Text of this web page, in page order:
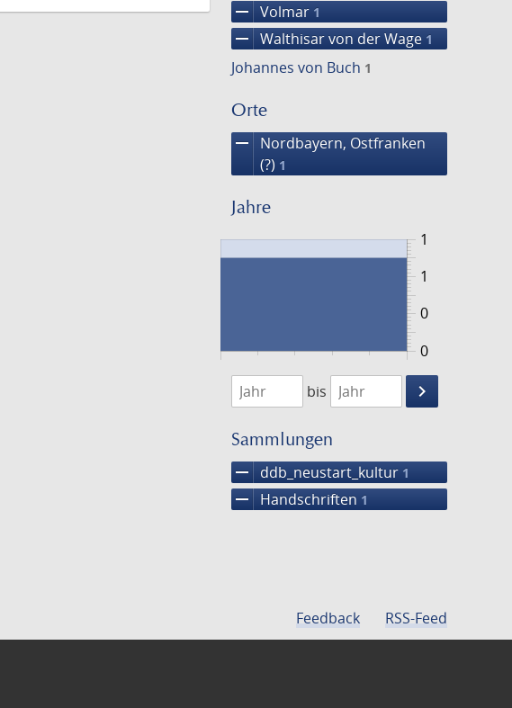
remove Volmar 1
remove Walthisar von der Wage 1
Johannes von Buch 1
Orte
remove
Nordbayern, Ostfranken
(?) 1
Jahre
0
1
0
1
1474
1475
bis
keyboard_arrow_right
Suche
Sammlungen
remove ddb_neustart_kultur 1
remove Handschriften 1
Feedback RSS-Feed